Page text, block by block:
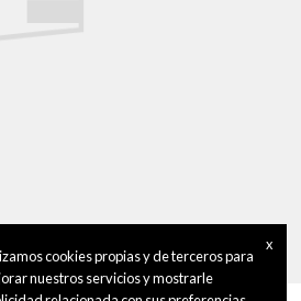
x
cookies propias y de terceros para
nuestros servicios y mostrarle